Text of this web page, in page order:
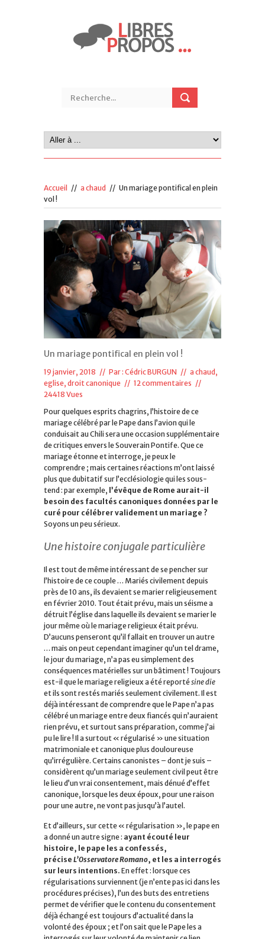
Accueil // a chaud // Un mariage pontifical en plein
vol !
Un mariage pontifical en plein vol !
19 janvier, 2018 // Par : Cédric BURGUN // a chaud ,
eglise, droit canonique // 12 commentaires //
24418 Vues
Pour quelques esprits chagrins, l’histoire de ce
mariage célébré par le Pape dans l’avion qui le
conduisait au Chili sera une occasion supplémentaire
de critiques envers le Souverain Pontife. Que ce
mariage étonne et interroge, je peux le
comprendre ; mais certaines réactions m’ont laissé
plus que dubitatif sur l’ecclésiologie qui les sous-
tend : par exemple, l’évêque de Rome aurait-il
besoin des facultés canoniques données par le
curé pour célébrer validement un mariage ?
Soyons un peu sérieux.
Une histoire conjugale particulière
Il est tout de même intéressant de se pencher sur
l’histoire de ce couple … Mariés civilement depuis
près de 10 ans, ils devaient se marier religieusement
en février 2010. Tout était prévu, mais un séisme a
détruit l’église dans laquelle ils devaient se marier le
jour même où le mariage religieux était prévu.
D’aucuns penseront qu’il fallait en trouver un autre
… mais on peut cependant imaginer qu’un tel drame,
le jour du mariage, n’a pas eu simplement des
conséquences matérielles sur un bâtiment ! Toujours
est-il que le mariage religieux a été reportésine die
et ils sont restés mariés seulement civilement. Il est
déjà intéressant de comprendre que le Pape n’a pas
célébré un mariage entre deux fiancés qui n’auraient
rien prévu, et surtout sans préparation, comme j’ai
pu le lire ! Il a surtout « régularisé » une situation
matrimoniale et canonique plus douloureuse
qu’irrégulière. Certains canonistes – dont je suis –
considèrent qu’un mariage seulement civil peut être
le lieu d’un vrai consentement, mais dénué d’effet
canonique, lorsque les deux époux, pour une raison
pour une autre, ne vont pas jusqu’à l’autel.
Et d’ailleurs, sur cette « régularisation », le pape en
a donné un autre signe : ayant écouté leur
histoire, le pape les a confessés,
précise L’Osservatore Romano, et les a interrogés
sur leurs intentions. En effet : lorsque ces
régularisations surviennent (je n’ente pas ici dans les
procédures précises), l’un des buts des entretiens
permet de vérifier que le contenu du consentement
déjà échangé est toujours d’actualité dans la
volonté des époux ; et l’on sait que le Pape les a